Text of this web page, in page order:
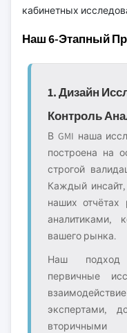
кабинетных
Наш 6-Этапный
1. Дизайн
Контроль
В GMI наша
построена на
строгой
Каждый инсайт,
наших отчётах
аналитиками,
вашего рынка.
Наш подход
первичные
экспертами,